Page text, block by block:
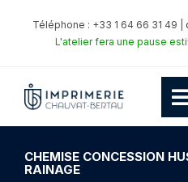
Téléphone : +33 1 64 66 31 49 |
L'atelier fera une pause
CHEMISE CONCESSION
RAINAGE